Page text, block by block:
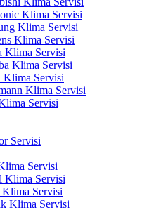
Klima Servisi
Klima Servisi
Klima Servisi
Klima Servisi
Klima Servisi
Klima Servisi
Klima Servisi
Servisi
Servisi
Servisi
Klima Servisi
Servisi
Klima Servisi